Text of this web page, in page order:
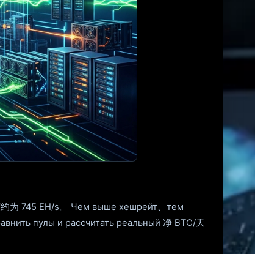
为 745 EH/s。 Чем выше хешрейт、тем
пулы и рассчитать реальный 净 BTC/天